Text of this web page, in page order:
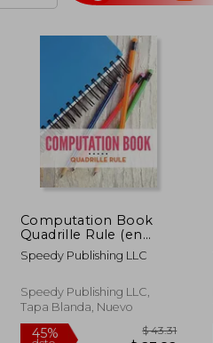
Computation Book
Quadrille Rule (en
Inglés)
Speedy Publishing LLC
Speedy Publishing LLC,
Tapa Blanda, Nuevo